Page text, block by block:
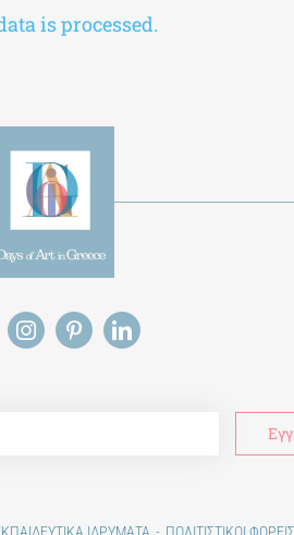
is processed.